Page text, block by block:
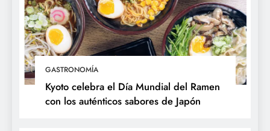
GASTRONOMÍA
Kyoto celebra el Día Mundial del Ramen
con los auténticos sabores de Japón